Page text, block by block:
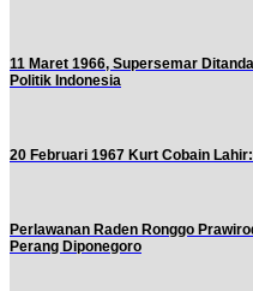
11 Maret 1966, Supersemar
Politik Indonesia
20 Februari 1967 Kurt Cobain
Perlawanan Raden Ronggo
Perang Diponegoro